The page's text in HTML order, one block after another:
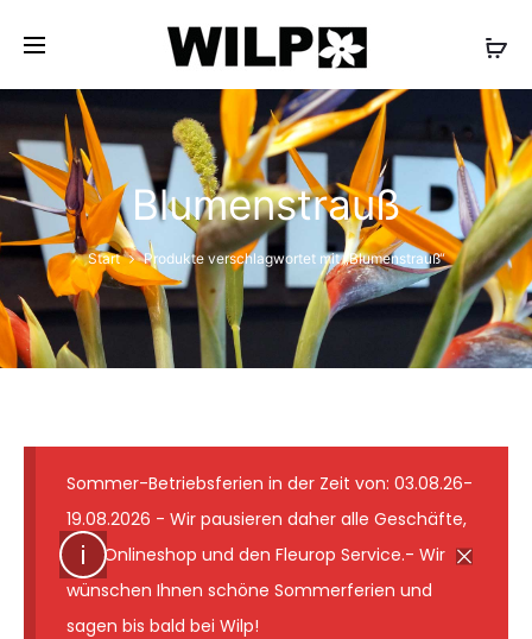
✓ Lieferung wie abgebildet ✓ Floristmeister seit 1931
✓ Günstige Versandkosten ✓ 7-Tage-
Frischegarantie
Blumenstrauß
Start Produkte verschlagwortet mit „Blumenstrauß“
Sommer-Betriebsferien in der Zeit von: 03.08.26-
19.08.2026 - Wir pausieren daher alle Geschäfte,
den Onlineshop und den Fleurop Service.- Wir
wünschen Ihnen schöne Sommerferien und
sagen bis bald bei Wilp!